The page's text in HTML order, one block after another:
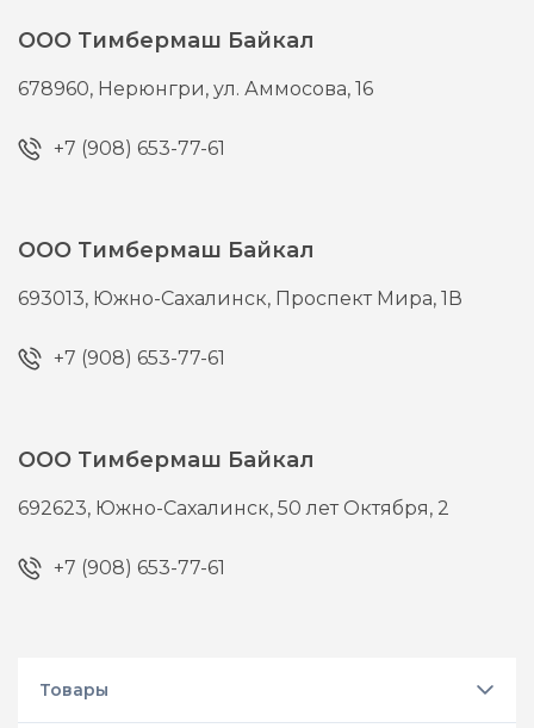
ООО Тимбермаш Байкал
678960, Нерюнгри,ул. Аммосова, 16
+7 (908) 653-77-61
ООО Тимбермаш Байкал
693013, Южно-Сахалинск, Проспект Мира, 1В
+7 (908) 653-77-61
ООО Тимбермаш Байкал
692623, Южно-Сахалинск,50 лет Октября, 2
+7 (908) 653-77-61
Товары